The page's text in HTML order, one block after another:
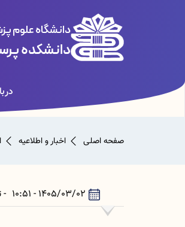
دانشگاه علوم
دانشکده
صفحه اصلی اخبار و اطلاعیه
1405/03/02 - 10:51 - تعداد بازدید: 82